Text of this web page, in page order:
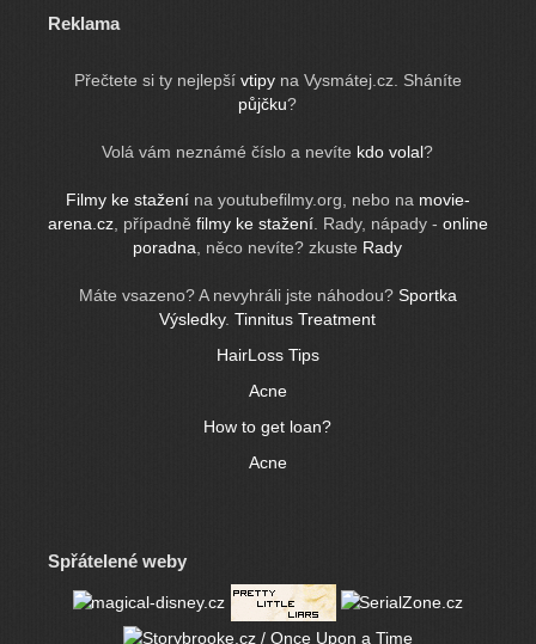
Reklama
Přečtete si ty nejlepší vtipy na Vysmátej.cz. Sháníte
půjčku?
Volá vám neznámé číslo a nevíte kdo volal?
Filmy ke stažení na youtubefilmy.org, nebo na movie-
arena.cz , případně filmy ke stažení . Rady, nápady - online
poradna , něco nevíte? zkuste Rady
Máte vsazeno? A nevyhráli jste náhodou? Sportka
Výsledky.Tinnitus Treatment
HairLoss Tips
Acne
How to get loan?
Acne
Spřátelené weby